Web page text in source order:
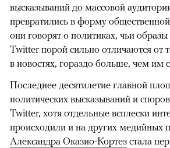
высказываний до массовой
превратились в форму
они говорят о политиках, чьи образы
Twitter порой сильно отличаются от
в новостях, гораздо больше, чем им
Последнее десятилетие главной
политических высказываний и
Twitter, хотя отдельные всплески
происходили и на других медийных
Александра Оказио-Кортез стала